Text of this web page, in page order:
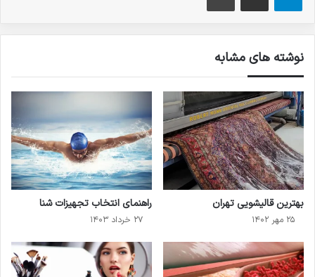
نوشته های مشابه
بهترین قالیشویی تهران
۲۵ مهر ۱۴۰۲
راهنمای انتخاب تجهیزات شنا
۲۷ خرداد ۱۴۰۳